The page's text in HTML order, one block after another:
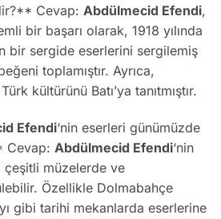
Cevap: Abdülmecid Efendi,
bir başarı olarak, 1918 yılında
bir sergide eserlerini sergilemiş
toplamıştır. Ayrıca,
kültürünü Batı’ya tanıtmıştır.
Efendi‘nin eserleri günümüzde
Cevap: Abdülmecid Efendi‘nin
çeşitli müzelerde ve
Özellikle Dolmabahçe
gibi tarihi mekanlarda eserlerine